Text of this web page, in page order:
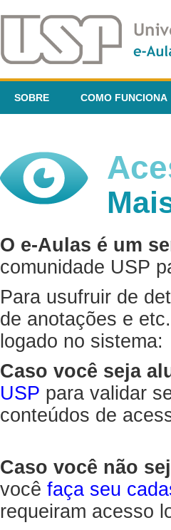
SOBRE COMO FUNCIONA
O e-Aulas é um
comunidade USP
Para usufruir de
de anotações e
logado no sistema:
Caso você seja
USP para validar
conteúdos de
Caso você não
você faça seu
requeiram acesso